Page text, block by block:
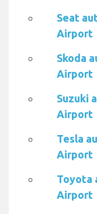
Seat
Airport
Skoda
Airport
Suzuki
Airport
Tesla
Airport
Toyota
Airport